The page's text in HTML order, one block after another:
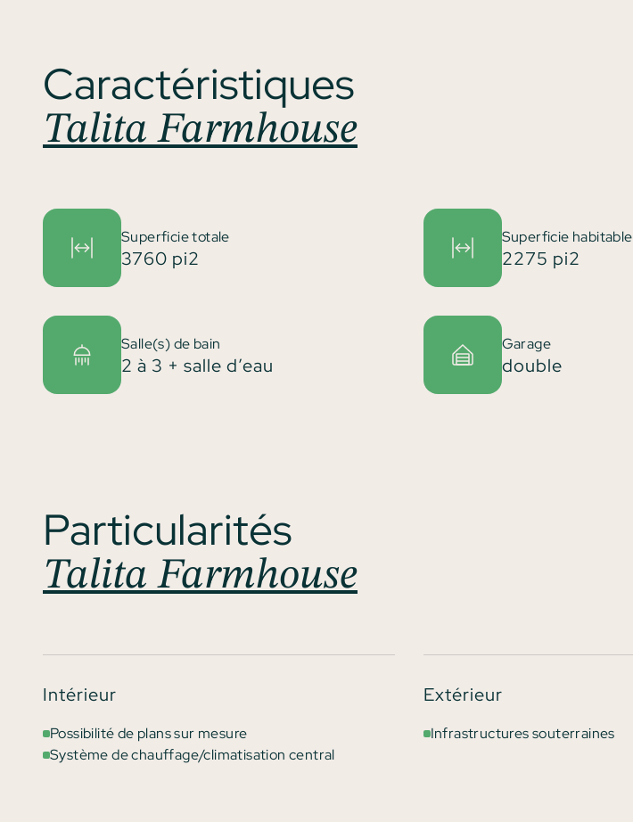
Caractéristiques
Talita Farmhouse
Superficie totale
3760 pi2
Superficie habitable
2275 pi2
Salle(s) de bain
2 à 3 + salle d’eau
Garage
double
Particularités
Talita Farmhouse
Intérieur
Possibilité de plans sur mesure
Système de chauffage/climatisation central
Extérieur
Infrastructures souterraines